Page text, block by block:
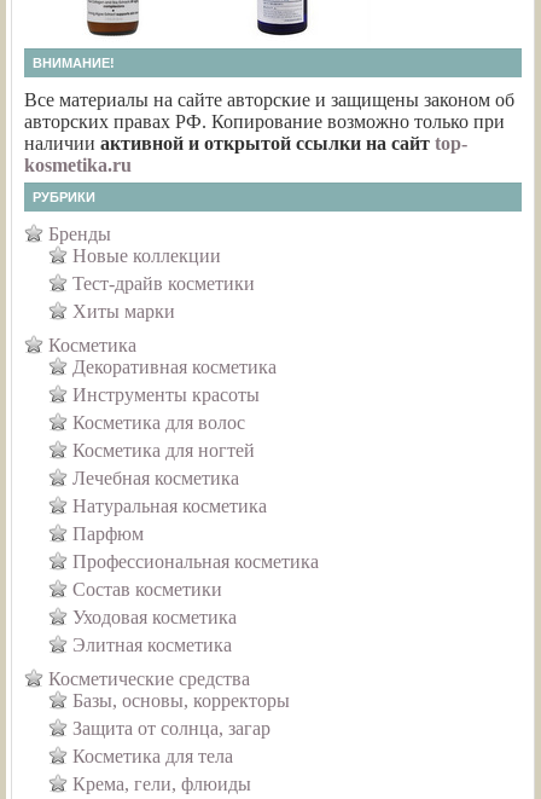
ВНИМАНИЕ!
Все материалы на сайте авторские и защищены законом об
авторских правах РФ. Копирование возможно только при
наличии активной и открытой ссылки на сайт top-
kosmetika.ru
РУБРИКИ
Бренды
Новые коллекции
Тест-драйв косметики
Хиты марки
Косметика
Декоративная косметика
Инструменты красоты
Косметика для волос
Косметика для ногтей
Лечебная косметика
Натуральная косметика
Парфюм
Профессиональная косметика
Состав косметики
Уходовая косметика
Элитная косметика
Косметические средства
Базы, основы, корректоры
Защита от солнца, загар
Косметика для тела
Крема, гели, флюиды